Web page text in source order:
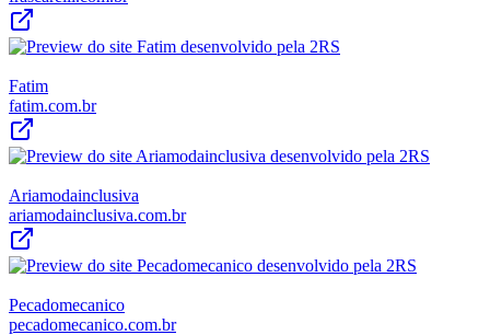
Fatim
fatim.com.br
Ariamodainclusiva
ariamodainclusiva.com.br
Pecadomecanico
pecadomecanico.com.br